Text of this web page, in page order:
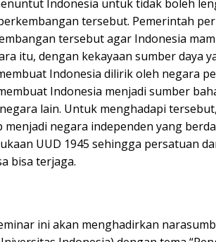
Indonesia untuk tidak boleh
tersebut. Pemerintah
tersebut agar Indonesia
itu, dengan kekayaan sumber daya
Indonesia dilirik oleh negara
Indonesia menjadi sumber
lain. Untuk menghadapi
negara independen yang
UUD 1945 sehingga persatuan
bisa terjaga.
ini akan menghadirkan